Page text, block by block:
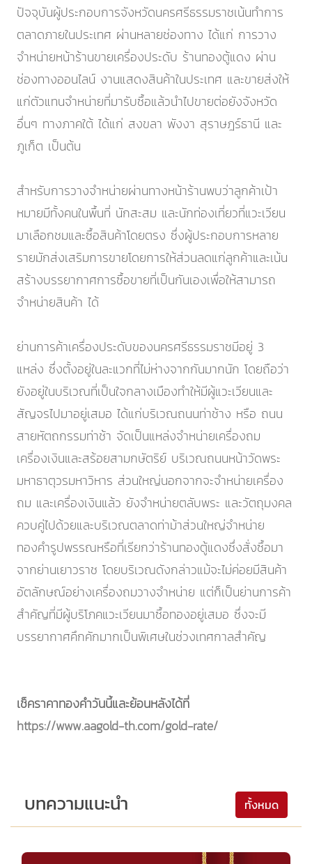
ปัจจุบันผู้ประกอบการจังหวัดนครศรีธรรมราชเน้นทำการ
ตลาดภายในประเทศ ผ่านหลายช่องทาง ได้แก่ การวาง
จำหน่ายหน้าร้านขายเครื่องประดับ ร้านทองตู้แดง ผ่าน
ช่องทางออนไลน์ งานแสดงสินค้าในประเทศ และขายส่งให้
แก่ตัวแทนจำหน่ายที่มารับซื้อแล้วนำไปขายต่อยังจังหวัด
อื่นๆ ทางภาคใต้ ได้แก่ สงขลา พังงา สุราษฎร์ธานี และ
ภูเก็ต เป็นต้น
สำหรับการวางจำหน่ายผ่านทางหน้าร้านพบว่าลูกค้าเป้า
หมายมีทั้งคนในพื้นที่ นักสะสม และนักท่องเที่ยวที่แวะเวียน
มาเลือกชมและซื้อสินค้าโดยตรง ซึ่งผู้ประกอบการหลาย
รายมักส่งเสริมการขายโดยการให้ส่วนลดแก่ลูกค้าและเน้น
สร้างบรรยากาศการซื้อขายที่เป็นกันเองเพื่อให้สามารถ
จำหน่ายสินค้า ได้
ย่านการค้าเครื่องประดับของนครศรีธรรมราชมีอยู่ 3
แหล่ง ซึ่งตั้งอยู่ในละแวกที่ไม่ห่างจากกันมากนัก โดยถือว่า
ยังอยู่ในบริเวณที่เป็นใจกลางเมืองทำให้มีผู้แวะเวียนและ
สัญจรไปมาอยู่เสมอ ได้แก่บริเวณถนนท่าช้าง หรือ ถนน
สายหัตถกรรมท่าช้า จัดเป็นแหล่งจำหน่ายเครื่องถม
เครื่องเงินและสร้อยสามกษัตริย์ บริเวณถนนหน้าวัดพระ
มหาธาตุวรมหาวิหาร ส่วนใหญ่นอกจากจะจำหน่ายเครื่อง
ถม และเครื่องเงินแล้ว ยังจำหน่ายตลับพระ และวัตถุมงคล
ควบคู่ไปด้วยและบริเวณตลาดท่าม้าส่วนใหญ่จำหน่าย
ทองคำรูปพรรณหรือที่เรียกว่าร้านทองตู้แดงซึ่งสั่งซื้อมา
จากย่านเยาวราช โดยบริเวณดังกล่าวแม้จะไม่ค่อยมีสินค้า
อัตลักษณ์อย่างเครื่องถมวางจำหน่าย แต่ก็เป็นย่านการค้า
สำคัญที่มีผู้บริโภคแวะเวียนมาซื้อทองอยู่เสมอ ซึ่งจะมี
บรรยากาศคึกคักมากเป็นพิเศษในช่วงเทศกาลสำคัญ
เช็คราคาทองคำวันนี้และย้อนหลังได้ที่
https://www.aagold-th.com/gold-rate/
บทความแนะนำ ทั้งหมด